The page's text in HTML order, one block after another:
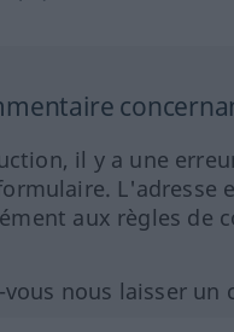
il y a une
L'adresse
aux règles de
nous laisser un